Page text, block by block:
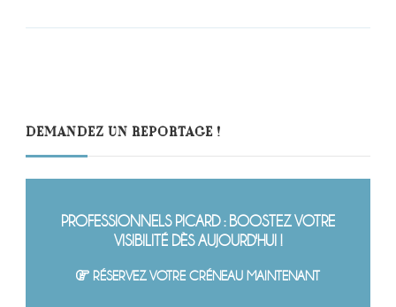
DEMANDEZ UN REPORTAGE !
PROFESSIONNELS PICARD : BOOSTEZ VOTRE
VISIBILITÉ DÈS AUJOURD'HUI !
RÉSERVEZ VOTRE CRÉNEAU MAINTENANT